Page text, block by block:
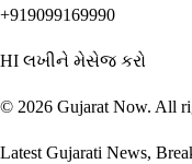
+919099169990
HI લખીને મેસેજ કરો
© 2026 Gujarat Now. All
Latest Gujarati News,